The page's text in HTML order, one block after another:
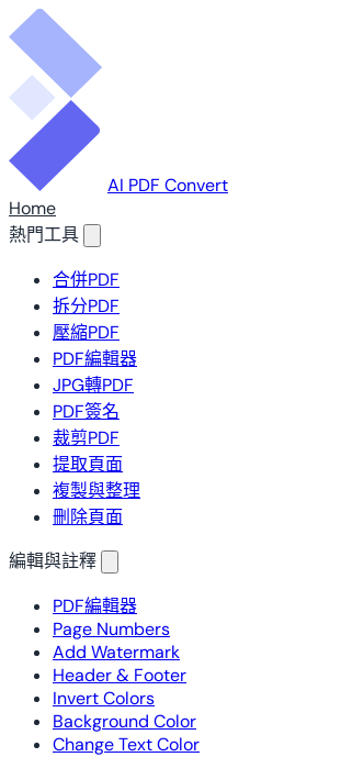
AI PDF Convert
Home
熱門工具
合併PDF
拆分PDF
壓縮PDF
PDF編輯器
JPG轉PDF
PDF簽名
裁剪PDF
提取頁面
複製與整理
刪除頁面
編輯與註釋
PDF編輯器
Page Numbers
Add Watermark
Header & Footer
Invert Colors
Background Color
Change Text Color